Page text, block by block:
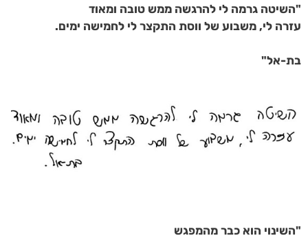
"השיטה גרמה לי להרגשה ממש טובה ומאוד
עזרה לי, משבוע של ווסת התקצר לי לחמישה ימים.
בת-אל"
"השינוי הוא כבר מהמפגש